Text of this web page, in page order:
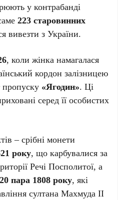
у контрабанді
223 старовинних
вивезти з України.
, коли жінка намагалася
кордон залізницею
«Ягодин». Ці
серед її особистих
– срібні монети
року, що карбувалися за
Речі Посполитої, а
20 пара 1808 року, які
султана Махмуда ІІ